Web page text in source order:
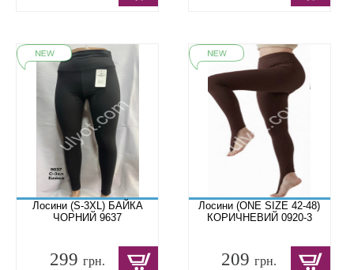
Лосини (S-3XL) БАЙКА
ЧОРНИЙ 9637
299 грн.
Лосини (ONE SIZE 42-48)
КОРИЧНЕВИЙ 0920-3
209грн.